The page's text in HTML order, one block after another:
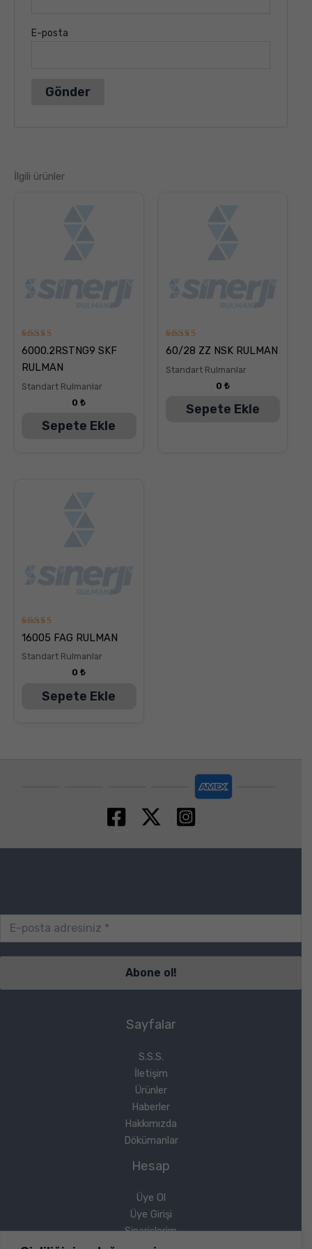
E-posta
İlgili ürünler
5
üzerinden
5.00
oy aldı
6000.2RSTNG9 SKF
RULMAN
Standart Rulmanlar
0₺
Sepete Ekle
5
üzerinden
oy aldı
60/28 ZZ NSK RULMAN
Standart Rulmanlar
0 ₺
Sepete Ekle
5
üzerinden
oy aldı
16005 FAG RULMAN
Standart Rulmanlar
0₺
Sepete Ekle
Sayfalar
S.S.S.
İletişim
Ürünler
Haberler
Hakkımızda
Dökümanlar
Hesap
Üye Ol
Üye Girişi
Siparişlerim